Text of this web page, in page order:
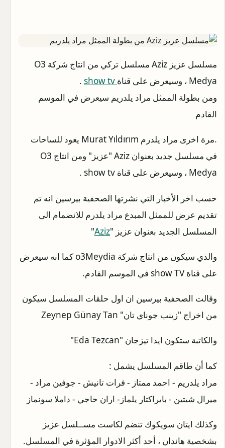
مسلسل عزيز Aziz مسلسل تركي من انتاج شركة O3
Medya ، وسيعرض على قناة
.
ومن بطولة الممثل مراد يلدريم سيعرض في الموسم
القادم
‏‎.مرة اخرى مراد يلدرم Murat Yıldırım يعود للساحات
في مسلسل جديد بعنوان Aziz "عزيز" ومن انتاج O3
Medya ، وسيعرض على قناة show tv .
حسب اخر الأخبار التي نشرتها الصحفية بيرسين انه تم
تقديم عرض للممثل المبدع مراد يلدرم للانضمام الى
المسلسل الجديد بعنوان عزيز "Aziz
"
والذي سيكون من انتاج شركة o3Meydia كما انه سيعرض
على قناة show TV في الموسم القادم.
وقالت الصحفية بيرسين ان اول حلقات المسلسل سيكون
من اخراج "زينب جوناي تان" Zeynep Günay Tan
والكاتبة ستكون ايدا تيزجان "Eda Tezcan"
كما أن طاقم المسلسل يشمل :
مراد يلدريم - احمد ممتاز - فرات تانيش - جوفين مراد -
ميرال شيتين - بايراكتار يلماز- اران حاجي - داملا سونماز
وكذلك ايتان سويكوك تنضم لكاست مســلسل عزيز
بشخصية هاندان ، أحد أكثر الادوار المؤثرة في المسلسل.